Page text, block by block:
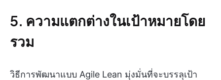
5. ความแตกต่างในเป้าหมายโดย
รวม
วิธีการพัฒนาแบบ Agile Lean มุ่งมั่นที่จะบรรลุเป้า